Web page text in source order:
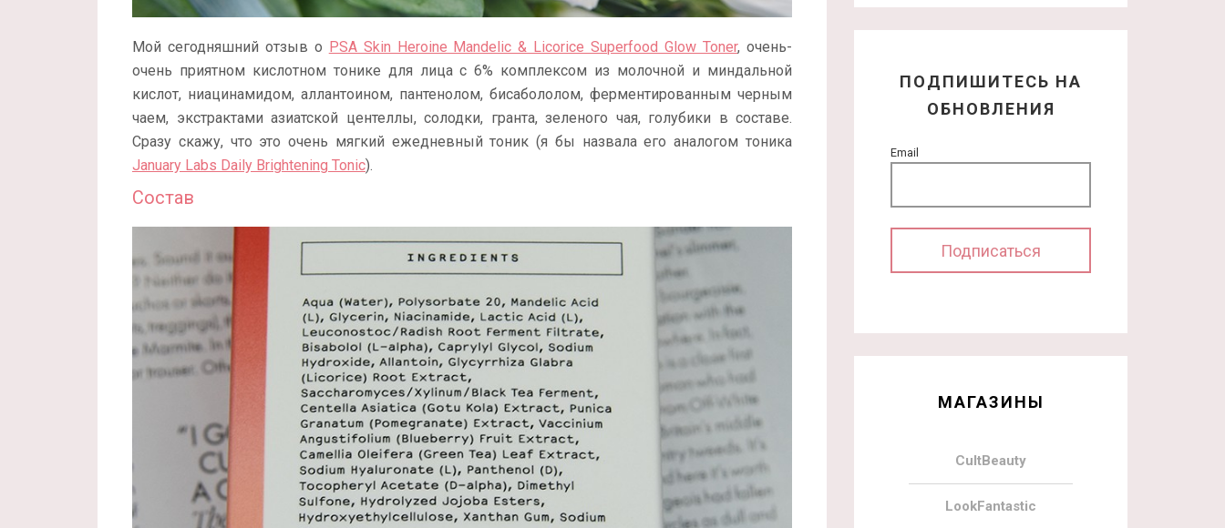
Мой сегодняшний отзыв о PSA Skin Heroine Mandelic & Licorice Superfood Glow Toner, очень-
очень приятном кислотном тонике для лица с 6% комплексом из молочной и миндальной
кислот, ниацинамидом, аллантоином, пантенолом, бисабололом, ферментированным черным
чаем, экстрактами азиатской центеллы, солодки, гранта, зеленого чая, голубики в составе.
Сразу скажу, что это очень мягкий ежедневный тоник (я бы назвала его аналогом тоника
January Labs Daily Brightening Tonic).
Состав
ПОДПИШИТЕСЬ НА
ОБНОВЛЕНИЯ
Email
МАГАЗИНЫ
CultBeauty
LookFantastic